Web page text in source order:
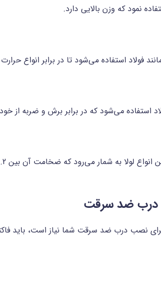
نمود که وزن بالایی دارد.
فولاد استفاده می‌شود تا در برابر انواع
استفاده می‌شود که در برابر برش و ضربه
درب ضد سرقت
برای نصب درب ضد سرقت شما نیاز است، باید